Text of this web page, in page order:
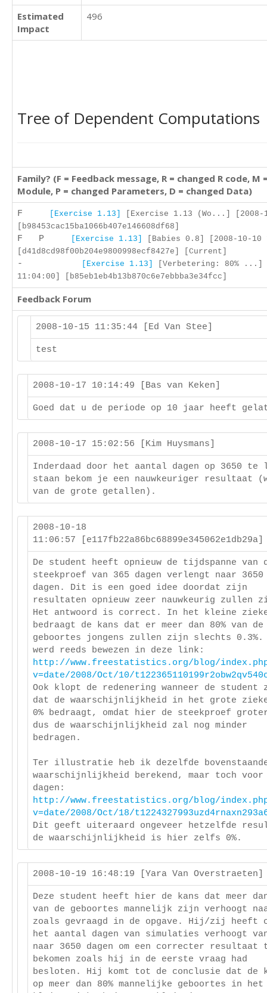
Estimated
Impact
496
Tree of Dependent Computations
Family? (F = Feedback message, R = changed R code, M
Module, P = changed Parameters, D = changed Data)
F [Exercise 1.13]
[Exercise 1.13 (Wo...] [2008-
[b98453cac15ba1066b407e146608df68]
F P [Exercise 1.13]
[Babies 0.8] [2008-10-10
[d41d8cd98f00b204e9800998ecf8427e] [Current]
- [Exercise 1.13]
[Verbetering: 80% ...]
11:04:00] [b85eb1eb4b13b870c6e7ebbba3e34fcc]
Feedback Forum
2008-10-15 11:35:44 [Ed Van Stee]
test
2008-10-17 10:14:49 [Bas van Keken]
Goed dat u de periode op 10 jaar heeft
2008-10-17 15:02:56 [Kim Huysmans]
Inderdaad door het aantal dagen op 3650 te
staan bekom je een nauwkeuriger resultaat
van de grote getallen).
2008-10-18
11:06:57
De student heeft opnieuw de tijdspanne van
steekproef van 365 dagen verlengt naar 3650
dagen. Dit is een goed idee doordat zijn
resultaten opnieuw zeer nauwkeurig zullen
Het antwoord is correct. In het kleine
bedraagt de kans dat er meer dan 80% van de
geboortes jongens zullen zijn slechts
werd reeds bewezen in deze link:
http://www.freestatistics.org/blog/
v=date/2008/Oct/10/
Ook klopt de redenering wanneer de student
dat de waarschijnlijkheid in het grote
0% bedraagt, omdat hier de steekproef
dus de waarschijnlijkheid zal nog minder
bedragen.
Ter illustratie heb ik dezelfde
waarschijnlijkheid berekend, maar toch voor
dagen:
http://www.freestatistics.org/blog/
v=date/2008/Oct/18/
Dit geeft uiteraard ongeveer hetzelfde
de waarschijnlijkheid is hier zelfs 0%.
2008-10-19 16:48:19 [Yara Van
Deze student heeft hier de kans dat meer dan
van de geboortes mannelijk zijn verhoogt
zoals gevraagd in de opgave. Hij/zij heeft
het aantal dagen van simulaties verhoogt
naar 3650 dagen om een correcter resultaat
bekomen zoals hij in de eerste vraag had
besloten. Hij komt tot de conclusie dat de
op meer dan 80% mannelijke geboortes in het